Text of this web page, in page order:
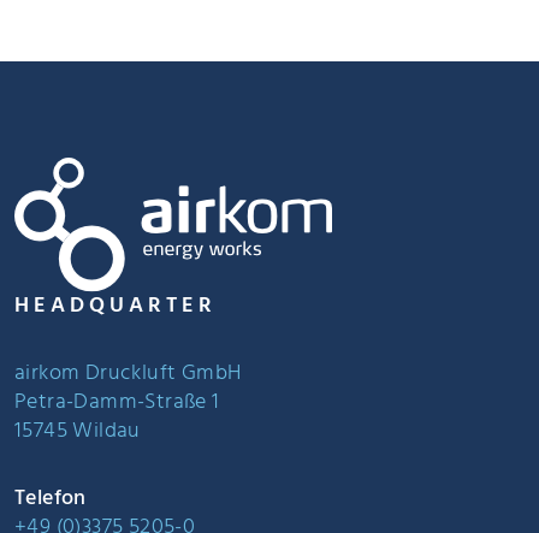
HEADQUARTER
airkom Druckluft GmbH
Petra-Damm-Straße 1
15745 Wildau
Telefon